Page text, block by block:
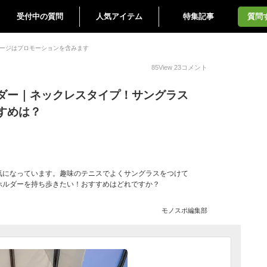
受付中の質問 人気アイテム 特集記事 質問
ジはプロモーションを含みます
85View 23コメント
ー｜ネックレスタイプ！サングラス
めは？
なっています。趣味のテニスでよくサングラスをつけて
ダーを持ち歩きたい！おすすめはどれですか？
モノスポ編集部